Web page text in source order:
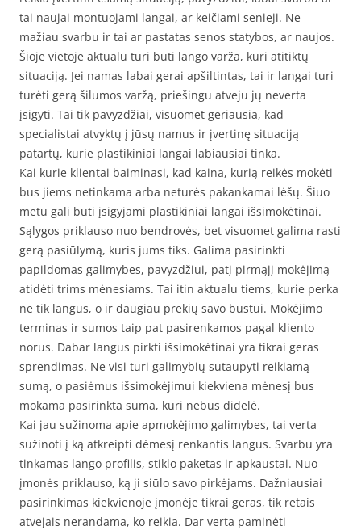
tai naujai montuojami langai, ar keičiami senieji. Ne
mažiau svarbu ir tai ar pastatas senos statybos, ar naujos.
Šioje vietoje aktualu turi būti lango varža, kuri atitiktų
situaciją. Jei namas labai gerai apšiltintas, tai ir langai turi
turėti gerą šilumos varžą, priešingu atveju jų neverta
įsigyti. Tai tik pavyzdžiai, visuomet geriausia, kad
specialistai atvyktų į jūsų namus ir įvertinę situaciją
patartų, kurie plastikiniai langai labiausiai tinka.
Kai kurie klientai baiminasi, kad kaina, kurią reikės mokėti
bus jiems netinkama arba neturės pakankamai lėšų. Šiuo
metu gali būti įsigyjami plastikiniai langai išsimokėtinai.
Sąlygos priklauso nuo bendrovės, bet visuomet galima rasti
gerą pasiūlymą, kuris jums tiks. Galima pasirinkti
papildomas galimybes, pavyzdžiui, patį pirmąjį mokėjimą
atidėti trims mėnesiams. Tai itin aktualu tiems, kurie perka
ne tik langus, o ir daugiau prekių savo būstui. Mokėjimo
terminas ir sumos taip pat pasirenkamos pagal kliento
norus. Dabar langus pirkti išsimokėtinai yra tikrai geras
sprendimas. Ne visi turi galimybių sutaupyti reikiamą
sumą, o pasiėmus išsimokėjimui kiekviena mėnesį bus
mokama pasirinkta suma, kuri nebus didelė.
Kai jau sužinoma apie apmokėjimo galimybes, tai verta
sužinoti į ką atkreipti dėmesį renkantis langus. Svarbu yra
tinkamas lango profilis, stiklo paketas ir apkaustai. Nuo
įmonės priklauso, ką ji siūlo savo pirkėjams. Dažniausiai
pasirinkimas kiekvienoje įmonėje tikrai geras, tik retais
atvejais nerandama, ko reikia. Dar verta paminėti